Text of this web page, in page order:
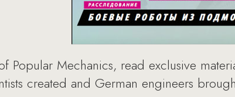
Popular Mechanics, read exclusive
created and German engineers